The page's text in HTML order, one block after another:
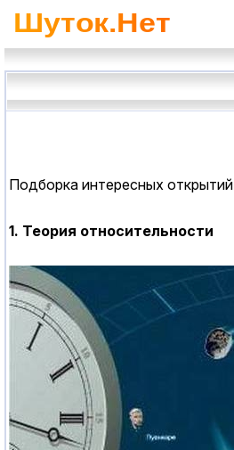
Подборка интересных
1. Теория относительности